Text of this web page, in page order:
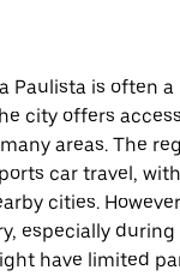
Paulista is often
city offers
areas. The
car travel,
cities.
especially during
have limited